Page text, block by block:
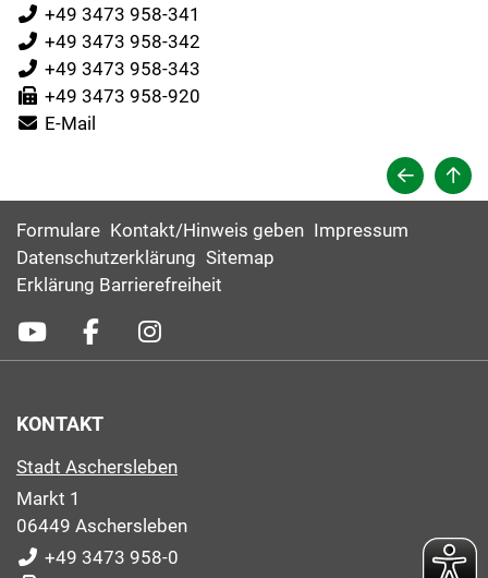
+49 3473 958-341
+49 3473 958-342
+49 3473 958-343
+49 3473 958-920
E-Mail
Formulare Kontakt/Hinweis geben Impressum
Datenschutzerklärung Sitemap
Erklärung Barrierefreiheit
KONTAKT
Stadt Aschersleben
Markt 1
06449 Aschersleben
+49 3473 958-0